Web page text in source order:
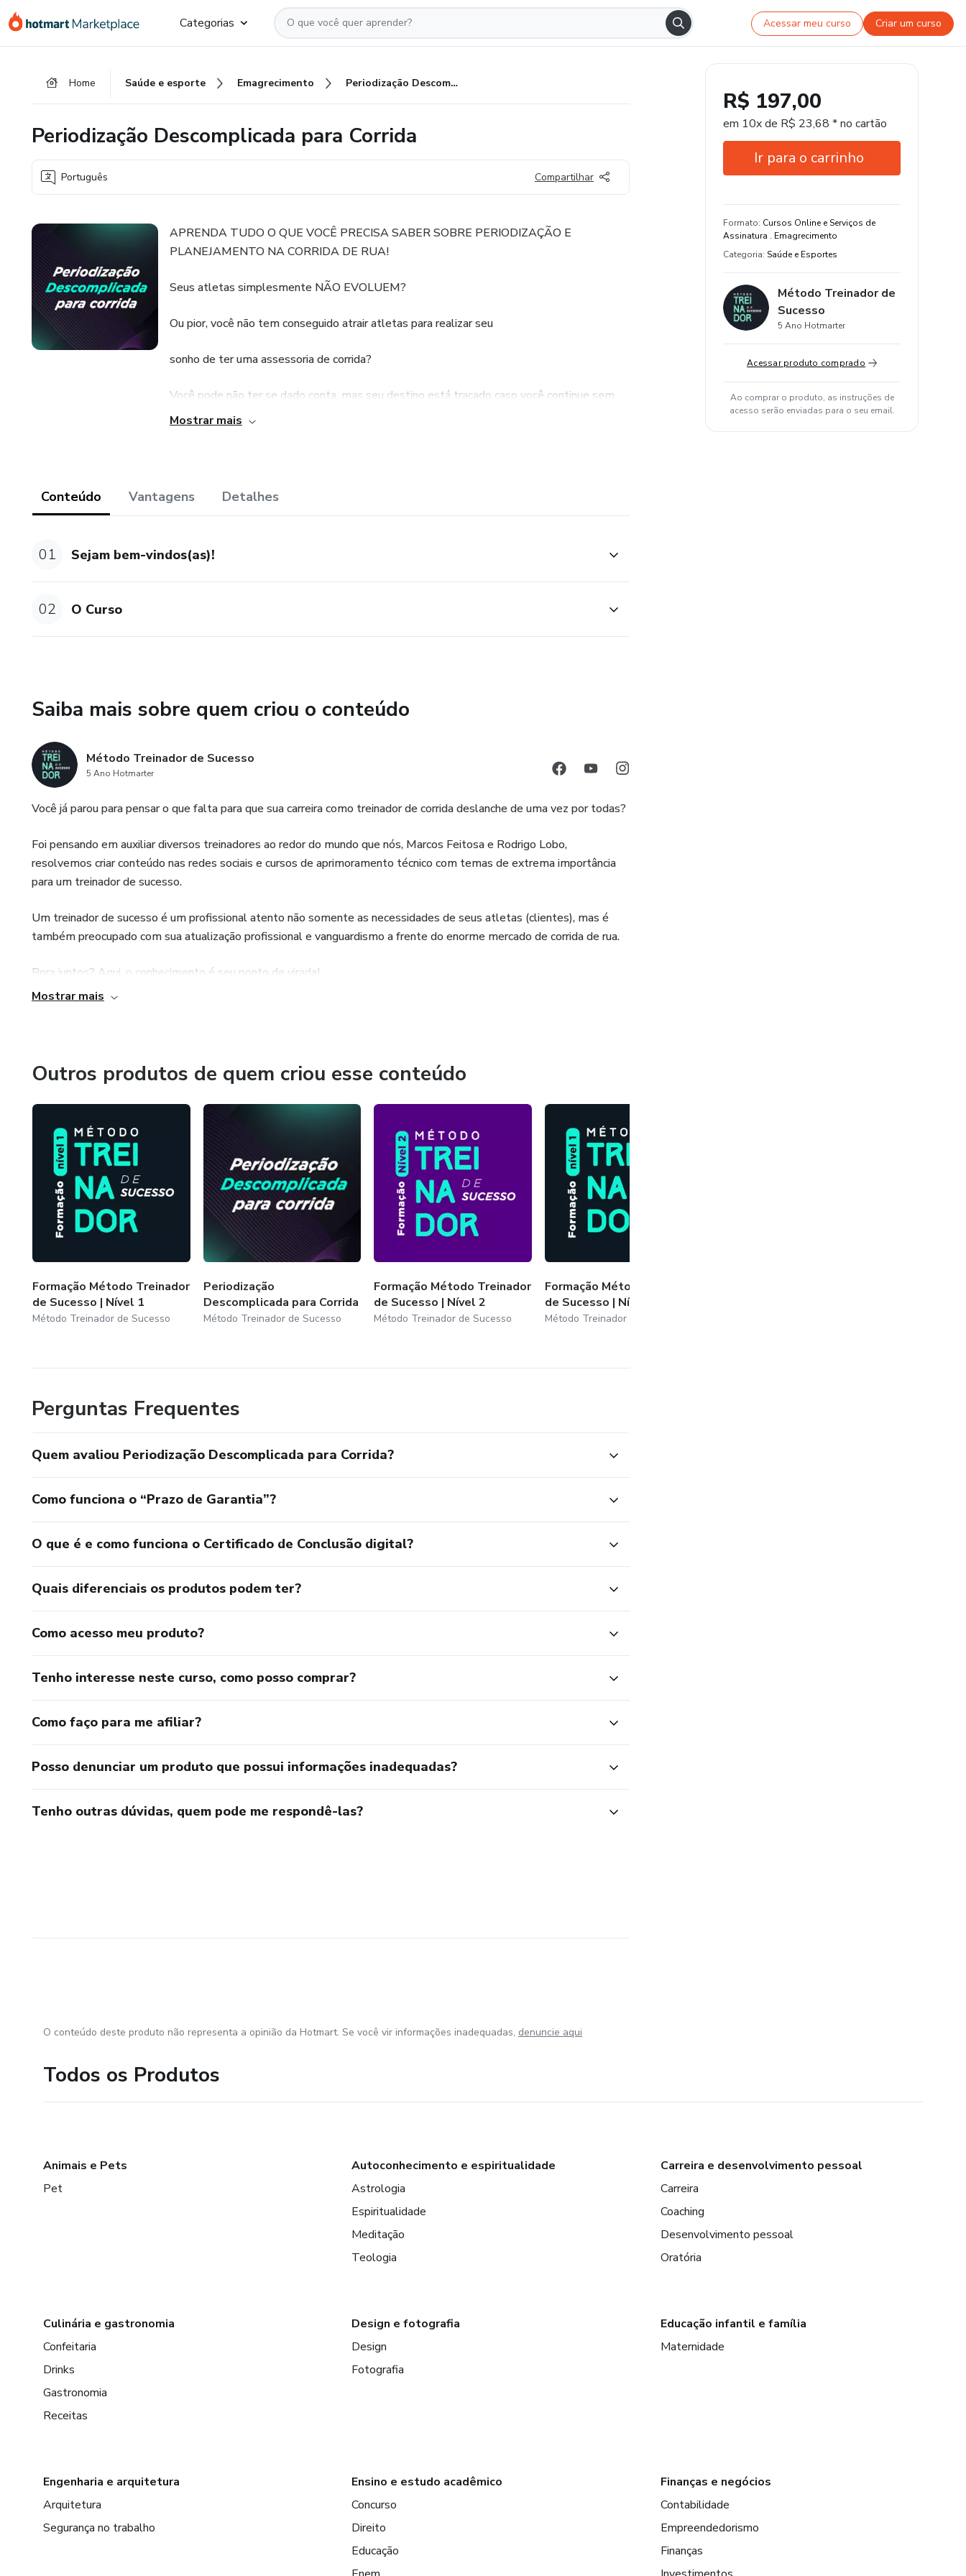
para
para
para
Categorias Acessar meu curso Criar um curso
Home Saúde e esporte Emagrecimento Periodização Descomplicada para Corrida
Periodização Descomplicada para Corrida
Português Compartilhar
APRENDA TUDO O QUE VOCÊ PRECISA SABER SOBRE PERIODIZAÇÃO E
PLANEJAMENTO NA CORRIDA DE RUA!
Seus atletas simplesmente NÃO EVOLUEM?
Ou pior, você não tem conseguido atrair atletas para realizar seu
sonho de ter uma assessoria de corrida?
Você pode não ter se dado conta, mas seu destino está traçado caso você continue sem
agir. Nós já passamos por isso e conseguimos virar o jogo! Por isso que temos algo ÚTIL
como treinos de corrida (velocidade e resistência), treino de força, treino de técnica,
Mostrar mais
Conteúdo Vantagens Detalhes
01 Sejam bem-vindos(as)!
02 O Curso
Saiba mais sobre quem criou o conteúdo
Método Treinador de Sucesso
5 Ano Hotmarter
Você já parou para pensar o que falta para que sua carreira como treinador de corrida deslanche de uma vez por todas?⁣
Foi pensando em auxiliar diversos treinadores ao redor do mundo que nós, Marcos Feitosa e Rodrigo Lobo,
resolvemos criar conteúdo nas redes sociais e cursos de aprimoramento técnico com temas de extrema importância
para um treinador de sucesso.
Um treinador de sucesso é um profissional atento não somente as necessidades de seus atletas (clientes), mas é
também preocupado com sua atualização profissional e vanguardismo a frente do enorme mercado de corrida de rua.
Bora juntos? Aqui, o conhecimento é seu ponto de virada!
Mostrar mais
Outros produtos de quem criou esse conteúdo
Formação Método Treinador
de Sucesso | Nível 1
Método Treinador de Sucesso
Periodização
Descomplicada para Corrida
Método Treinador de Sucesso
Formação Método Treinador
de Sucesso | Nível 2
Método Treinador de Sucesso
Formação Método Treinador
de Sucesso | Nível 1
Método Treinador de Sucesso
Perguntas Frequentes
Quem avaliou Periodização Descomplicada para Corrida?
Como funciona o “Prazo de Garantia”?
O que é e como funciona o Certificado de Conclusão digital?
Quais diferenciais os produtos podem ter?
Como acesso meu produto?
Tenho interesse neste curso, como posso comprar?
Como faço para me afiliar?
Posso denunciar um produto que possui informações inadequadas?
Tenho outras dúvidas, quem pode me respondê-las?
R$ 197,00
em 10x de R$ 23,68 * no cartão
Ir para o carrinho
Certificado de conclusão
Estude do seu jeito e em qualquer
dispositivo
Formato: Cursos Online e Serviços de
Assinatura . Emagrecimento
Categoria: Saúde e Esportes
Método Treinador de
Sucesso
5 Ano Hotmarter
Acessar produto comprado
Ao comprar o produto, as instruções de
acesso serão enviadas para o seu email.
O conteúdo deste produto não representa a opinião da Hotmart. Se você vir informações inadequadas, denuncie aqui
Todos os Produtos
Animais e Pets
Pet
Autoconhecimento e espiritualidade
Astrologia
Espiritualidade
Meditação
Teologia
Carreira e desenvolvimento pessoal
Carreira
Coaching
Desenvolvimento pessoal
Oratória
Culinária e gastronomia
Confeitaria
Drinks
Gastronomia
Receitas
Design e fotografia
Design
Fotografia
Educação infantil e família
Maternidade
Engenharia e arquitetura
Arquitetura
Segurança no trabalho
Ensino e estudo acadêmico
Concurso
Direito
Educação
Finanças e negócios
Contabilidade
Empreendedorismo
Finanças